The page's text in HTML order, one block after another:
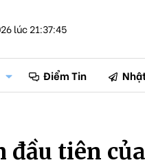
lúc 21:37:45
Điểm Tin
đầu tiên